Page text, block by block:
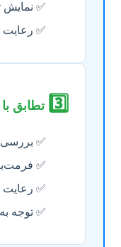
✅ نمایش
✅
3️⃣ تطابق
✅ بررسی
✅
✅ رعایت
✅ توجه